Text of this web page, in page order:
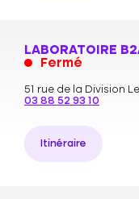
LABORATOIRE
Fermé
51 rue de la Division
03 88 52 93 10
Itinéraire